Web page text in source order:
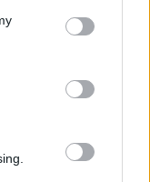
You may click to
party tags to
in below Google
mérséklik, de
van